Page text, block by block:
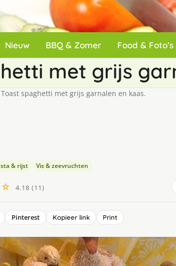
Nieuw BBQ & Zomer Food & Foto’s
met grijs
Toast spaghetti met grijs garnalen en kaas.
& rijst Vis & zeevruchten
4.18 (11)
Pinterest Kopieer link Print